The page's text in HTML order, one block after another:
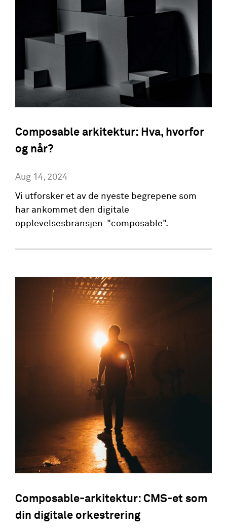
Composable arkitektur: Hva, hvorfor
og når?
Aug 14, 2024
Vi utforsker et av de nyeste begrepene som
har ankommet den digitale
opplevelsesbransjen: "composable".
Composable-arkitektur: CMS-et som
din digitale orkestrering